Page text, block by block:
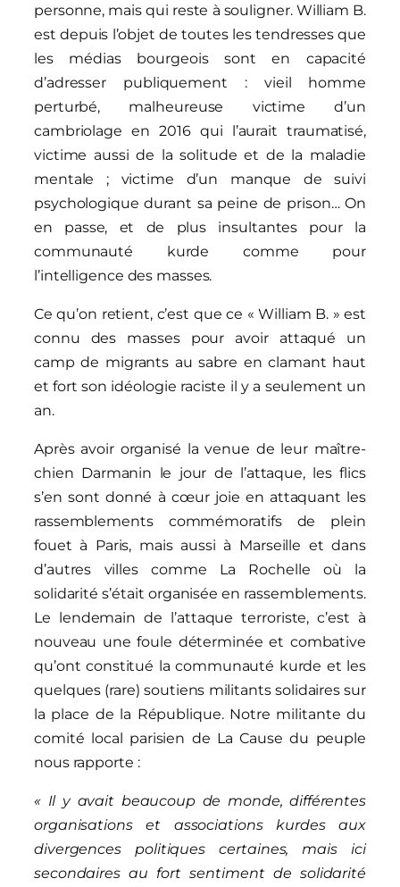
personne, mais qui reste à souligner. William B.
est depuis l’objet de toutes les tendresses que
les médias bourgeois sont en capacité
d’adresser publiquement : vieil homme
perturbé, malheureuse victime d’un
cambriolage en 2016 qui l’aurait traumatisé,
victime aussi de la solitude et de la maladie
mentale ; victime d’un manque de suivi
psychologique durant sa peine de prison… On
en passe, et de plus insultantes pour la
communauté kurde comme pour
l’intelligence des masses.
Ce qu’on retient, c’est que ce « William B. » est
connu des masses pour avoir attaqué un
camp de migrants au sabre en clamant haut
et fort son idéologie raciste il y a seulement un
an.
Après avoir organisé la venue de leur maître-
chien Darmanin le jour de l’attaque, les flics
s’en sont donné à cœur joie en attaquant les
rassemblements commémoratifs de plein
fouet à Paris, mais aussi à Marseille et dans
d’autres villes comme La Rochelle où la
solidarité s’était organisée en rassemblements.
Le lendemain de l’attaque terroriste, c’est à
nouveau une foule déterminée et combative
qu’ont constitué la communauté kurde et les
quelques (rare) soutiens militants solidaires sur
la place de la République. Notre militante du
comité local parisien de La Cause du peuple
nous rapporte :
« Il y avait beaucoup de monde, différentes
organisations et associations kurdes aux
divergencespolitiques certaines, mais ici
secondaires au fort sentiment de solidarité